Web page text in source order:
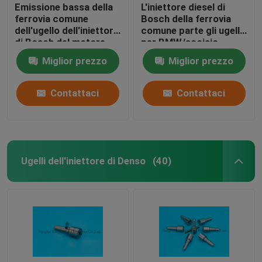
Emissione bassa della
ferrovia comune
dell'ugello dell'iniettore
di Bosch del motore
diesel dei ricambi auto
Miglior prezzo
Contattaci
L'iniettore diesel di
Bosch della ferrovia
comune parte gli ugelli
per BMW/acciaio
rapido di Mercedes
Miglior prezzo
Contattaci
Ugelli dell'iniettore di Denso (40)